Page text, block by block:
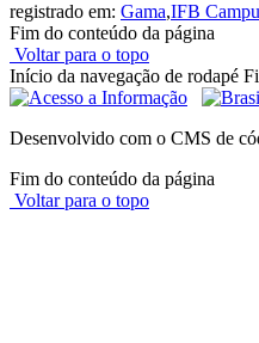
registrado em: Gama,IFB
Fim do conteúdo da página
Voltar para o topo
Início da navegação de rodapé
Desenvolvido com o CMS de
Fim do conteúdo da página
Voltar para o topo